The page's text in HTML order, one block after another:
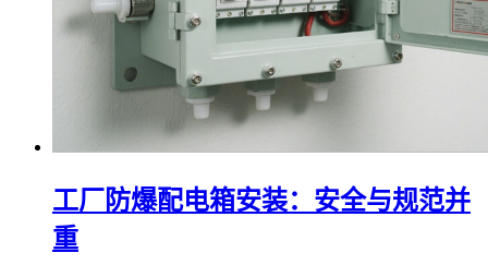
工厂防爆配电箱安装：安全与规范并
重